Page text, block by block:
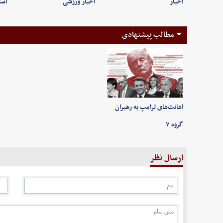
مطالب پیشنهادی
اهانت‌های ترامپ به رهبران
گروه ۷
ارسال نظر